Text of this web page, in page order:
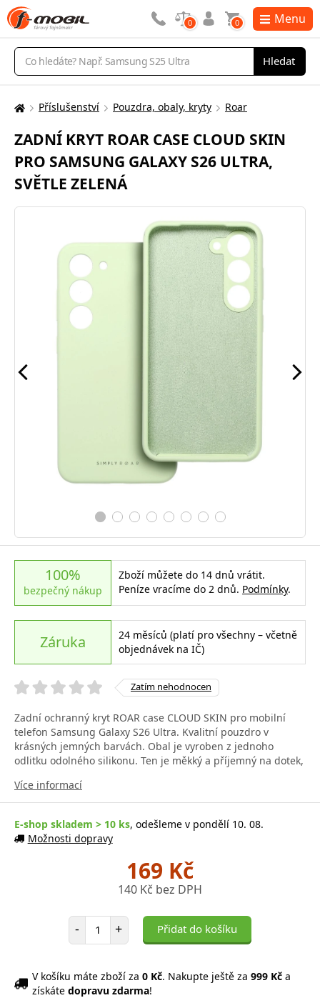
Vyhledávání
Hledat
0 0 Menu
Zde
nacházíte:
Příslušenství Pouzdra, obaly, kryty Roar
ZADNÍ KRYT ROAR CASE CLOUD SKIN
PRO SAMSUNG GALAXY S26 ULTRA,
SVĚTLE ZELENÁ
100%
bezpečný nákup
Zboží můžete do 14 dnů vrátit.
Peníze vracíme do 2 dnů. Podmínky.
Záruka
24 měsíců (platí pro všechny – včetně
objednávek na IČ)
Zatím nehodnocen
Zadní ochranný kryt ROAR case CLOUD SKIN pro mobilní
telefon Samsung Galaxy S26 Ultra. Kvalitní pouzdro v
krásných jemných barvách. Obal je vyroben z jednoho
odlitku odolného silikonu. Ten je měkký a příjemný na dotek,
Více informací
E-shop skladem > 10 ks, odešleme v pondělí 10. 08.
Možnosti dopravy
169 Kč
140 Kč bez DPH
- Počet položek
+ Přidat do košíku
V košíku máte zboží za 0 Kč. Nakupte ještě za 999 Kč a
získáte dopravu zdarma!